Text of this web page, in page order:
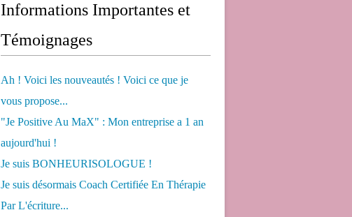
Informations Importantes et
Témoignages
Ah ! Voici les nouveautés ! Voici ce que je
vous propose...
"Je Positive Au MaX" : Mon entreprise a 1 an
aujourd'hui !
Je suis BONHEURISOLOGUE !
Je suis désormais Coach Certifiée En Thérapie
Par L'écriture...